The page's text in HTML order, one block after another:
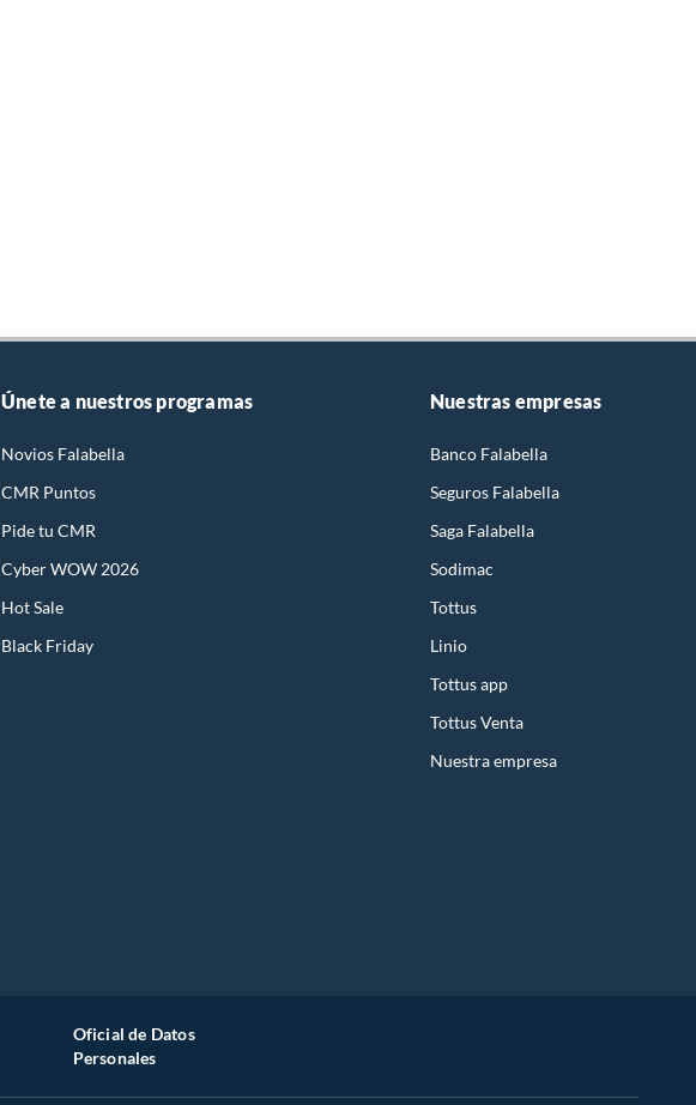
Únete a nuestros programas
Novios Falabella
CMR Puntos
Pide tu CMR
Cyber WOW 2026
Hot Sale
Black Friday
Nuestras empresas
Banco Falabella
Seguros Falabella
Saga Falabella
Sodimac
Tottus
Linio
Tottus app
Tottus Venta
Nuestra empresa
Oficial de Datos
Personales